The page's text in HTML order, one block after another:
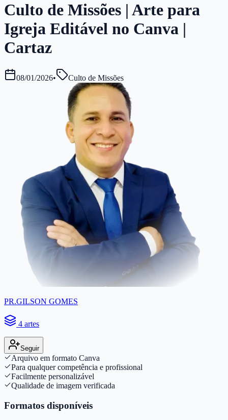
Culto de Missões | Arte para
Igreja Editável no Canva |
Cartaz
08/01/2026• Culto de Missões
PR.GILSON GOMES
4 artes
Seguir
Arquivo em formato Canva
Para qualquer competência e profissional
Facilmente personalizável
Qualidade de imagem verificada
Formatos disponíveis